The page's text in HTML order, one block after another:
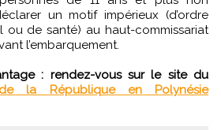
un motif impérieux (d’ordre
ou de santé) au haut-commissariat
l’embarquement.
: rendez-vous sur le site du
de la République en Polynésie